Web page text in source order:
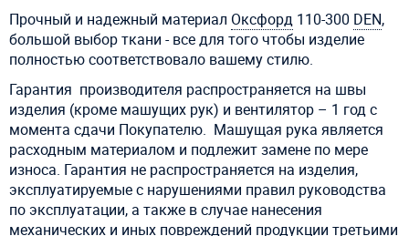
Прочный и надежный материал Оксфорд 110-300 DEN,
большой выбор ткани - все для того чтобы изделие
полностью соответствовало вашему стилю.
Гарантия производителя распространяется на швы
изделия (кроме машущих рук) и вентилятор – 1 год с
момента сдачи Покупателю. Машущая рука является
расходным материалом и подлежит замене по мере
износа. Гарантия не распространяется на изделия,
эксплуатируемые с нарушениями правил руководства
по эксплуатации, а также в случае нанесения
механических и иных повреждений продукции третьими